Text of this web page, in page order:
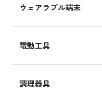
ウェアラブル端末
電動工具
調理器具